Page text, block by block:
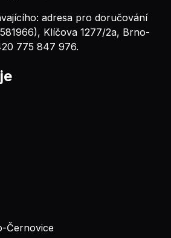
adresa pro doručování
Klíčova 1277/2a, Brno-
775 847 976.
Černovice